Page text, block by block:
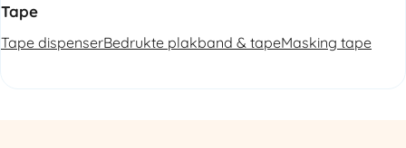
Tape
Tape dispenserBedrukte plakband & tapeMasking tape